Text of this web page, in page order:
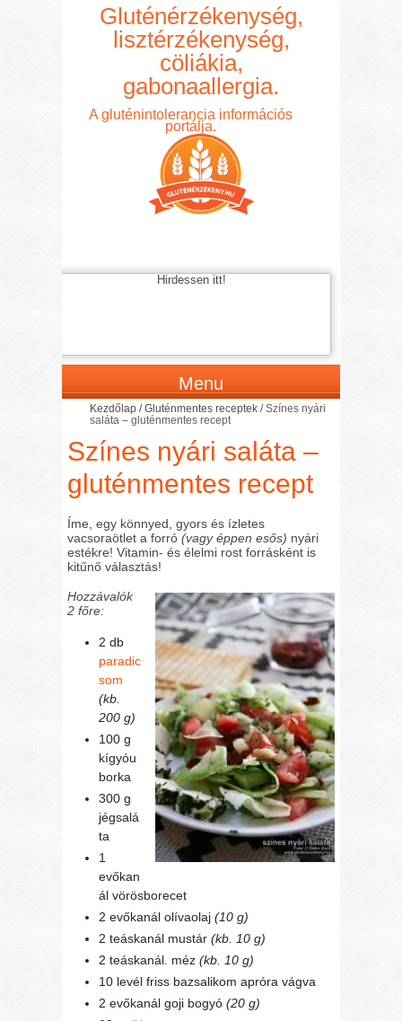
Gluténérzékenység,
lisztérzékenység,
cöliákia,
gabonaallergia.
A gluténintolerancia információs
portálja.
Hirdessen itt!
Menu
Kezdőlap /Gluténmentes receptek /Színes nyári
saláta – gluténmentes recept
Színes nyári saláta –
gluténmentes recept
Íme, egy könnyed, gyors és ízletes
vacsoraötlet a forró(vagy éppen esős) nyári
estékre! Vitamin- és élelmi rost forrásként is
kitűnő választás!
Hozzávalók
2 főre:
2 db
paradic
som
(kb.
200 g)
100 g
kígyóu
borka
300 g
jégsalá
ta
1
evőkan
ál vörösborecet
2 evőkanál olívaolaj(10 g)
2 teáskanál mustár(kb. 10 g)
2 teáskanál. méz(kb. 10 g)
10 levél friss bazsalikom apróra vágva
2 evőkanál goji bogyó(20 g)